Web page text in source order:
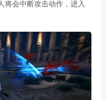
将会中断攻击动作，进入